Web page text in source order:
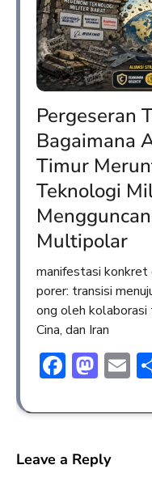
Pergeseran
Bagaimana
Timur
Teknologi
Multipolar
manifestasi
porer: transisi
ong oleh kolaborasi
Cina, dan Iran
Leave a Reply